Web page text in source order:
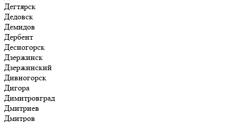
Дегтярск
Дедовск
Демидов
Дербент
Десногорск
Дзержинск
Дзержинский
Дивногорск
Дигора
Димитровград
Дмитриев
Дмитров